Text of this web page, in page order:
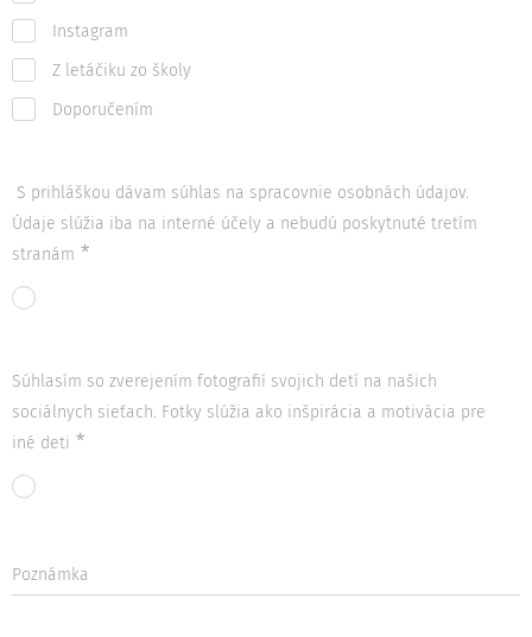
Instagram
Z letáčiku zo školy
Doporučením
S prihláškou dávam súhlas na spracovnie osobnách údajov.
Údaje slúžia iba na interné účely a nebudú poskytnuté tretím
stranám
Súhlasím so zverejením fotografií svojich detí na našich
sociálnych sieťach. Fotky slúžia ako inšpirácia a motivácia pre
iné deti
Poznámka